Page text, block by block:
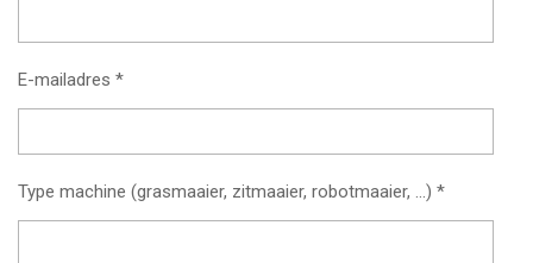
E-mailadres *
Type machine (grasmaaier, zitmaaier, robotmaaier, ...) *